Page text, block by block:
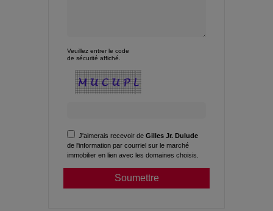
Veuillez entrer le code
de sécurité affiché.
J'aimerais recevoir deGilles Jr. Dulude
de l'information par courriel sur le marché
immobilier en lien avec les domaines choisis.